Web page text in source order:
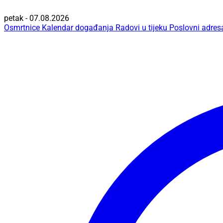
petak - 07.08.2026
Osmrtnice Kalendar događanja Radovi u tijeku Poslovni